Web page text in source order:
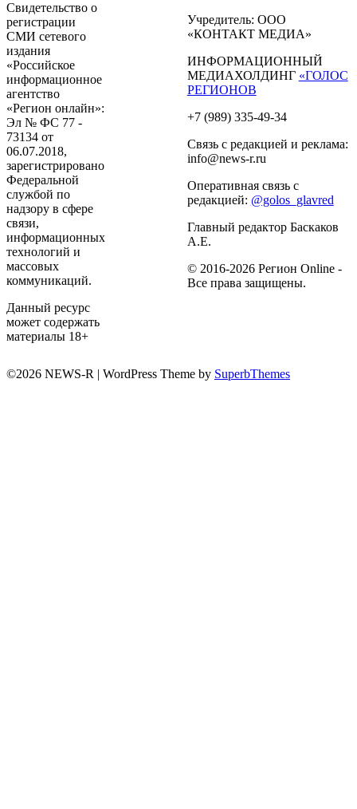
Свидетельство о
регистрации
СМИ сетевого
издания
«Российское
информационное
агентство
«Регион онлайн»:
Эл № ФС 77 -
73134 от
06.07.2018,
зарегистрировано
Федеральной
службой по
надзору в сфере
связи,
информационных
технологий и
массовых
коммуникаций.
Данный ресурс
может содержать
материалы 18+
Учредитель: ООО
«КОНТАКТ МЕДИА»
ИНФОРМАЦИОННЫЙ
МЕДИАХОЛДИНГ «ГОЛОС
РЕГИОНОВ
+7 (989) 335-49-34
Связь с редакцией и реклама:
info@news-r.ru
Оперативная связь с
редакцией: @golos_glavred
Главный редактор Баскаков
А.Е.
© 2016-2026 Регион Online -
Все права защищены.
©2026 NEWS-R | WordPress Theme by SuperbThemes